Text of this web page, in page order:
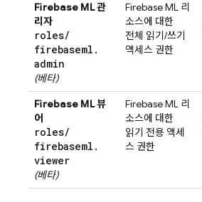
Firebase ML관
리자
roles/
firebaseml .
admin
(베타)
Firebase ML 리
소스에 대한
전체 읽기/쓰기
액세스 권한
Firebase ML뷰
어
roles/
firebaseml .
viewer
(베타)
Firebase ML 리
소스에 대한
읽기 전용 액세
스 권한